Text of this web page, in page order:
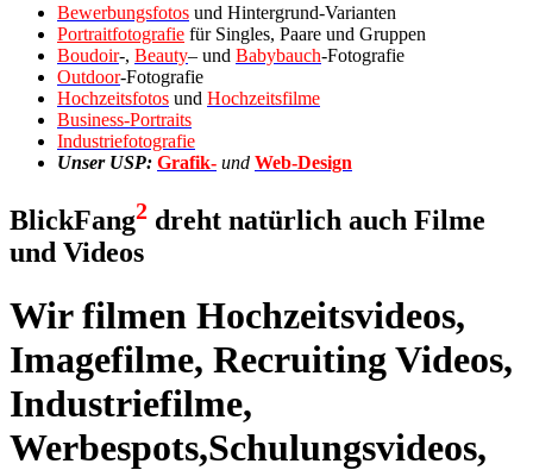
Bewerbungsfotos und Hintergrund-Varianten
Portraitfotografie für Singles, Paare und Gruppen
Boudoir-, Beauty– und Babybauch-Fotografie
Outdoor-Fotografie
Hochzeitsfotos und Hochzeitsfilme
Business-Portraits
Industriefotografie
Unser USP: Grafik- und Web-Design
BlickFang2 dreht natürlich auch Filme
und Videos
Wir filmen Hochzeitsvideos,
Imagefilme, Recruiting Videos,
Industriefilme,
Werbespots,Schulungsvideos,